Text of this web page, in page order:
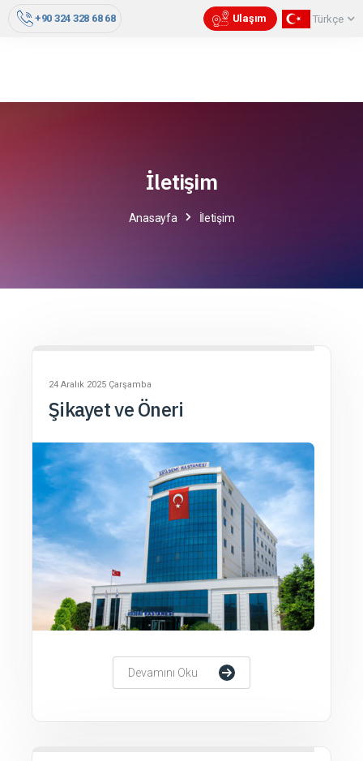
+90 324 328 68 68 Ulaşım Türkçe
İletişim
Anasayfa İletişim
24 Aralık 2025 Çarşamba
Şikayet ve Öneri
Devamını Oku